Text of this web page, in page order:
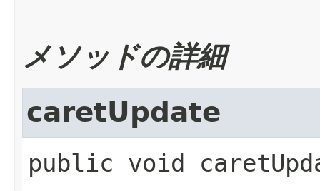
メソッドの詳細
caretUpdate
public void